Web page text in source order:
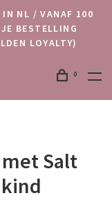
IN NL / VANAF 100
BESTELLING
LOYALTY)
0
Salt